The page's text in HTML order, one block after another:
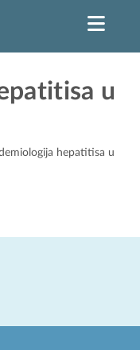
u
hepatitisa u